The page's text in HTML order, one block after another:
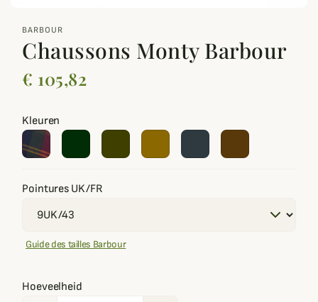
BARBOUR
Chaussons Monty Barbour
€ 105,82
Kleuren
Pointures UK/FR
Guide des tailles Barbour
Hoeveelheid